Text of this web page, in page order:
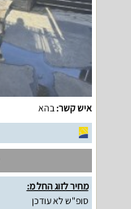
איש קשר: בהא
מחיר לזוג החל מ:
סופ"ש לא עודכן